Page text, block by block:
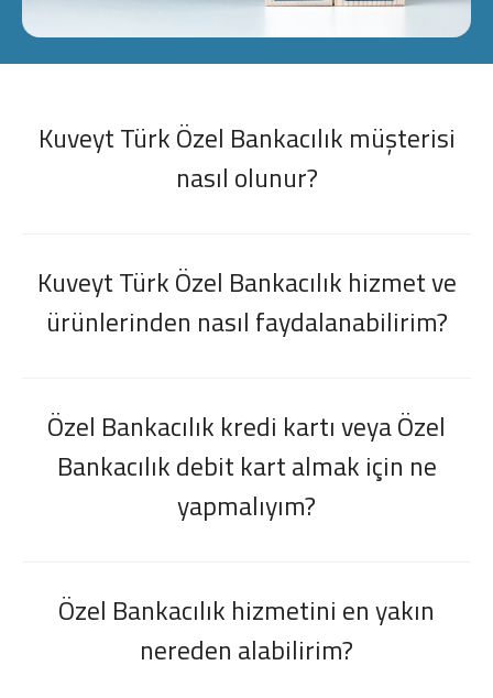
Hakkımızda Finans Portalı
İletişim
Ürün ve Hizmet Ücretleri
Konut Finansmanı
Yatırım Fonları
Tarım Finansmanı
Leasing
Kuveyt Türk Özel Bankacılık müşterisi
nasıl olunur?
Kuveyt Türk Özel Bankacılık hizmet ve
ürünlerinden nasıl faydalanabilirim?
Özel Bankacılık kredi kartı veya Özel
Bankacılık debit kart almak için ne
yapmalıyım?
Özel Bankacılık hizmetini en yakın
nereden alabilirim?